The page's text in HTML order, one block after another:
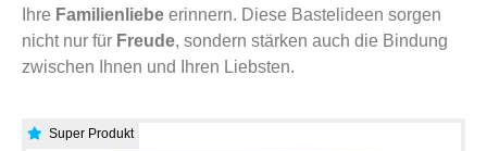
Ihre Familienliebe erinnern. Diese Bastelideen sorgen
nicht nur für Freude, sondern stärken auch die Bindung
zwischen Ihnen und Ihren Liebsten.
Super Produkt